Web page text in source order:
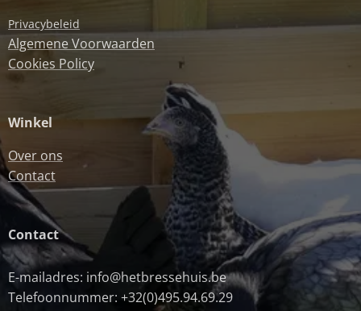
Privacybeleid
Algemene Voorwaarden
Cookies Policy
Winkel
Over ons
Contact
Contact
E-mailadres: info@hetbressehuis.be
Telefoonnummer: +32(0)495.94.69.29